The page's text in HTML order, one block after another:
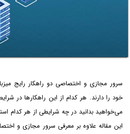
سرور مجازی و اختصاصی دو راهکار رایج
خود را دارند. هر کدام از این راهکارها در
می‌خواهید بدانید در چه شرایطی از هر کدام
این مقاله علاوه بر معرفی سرور مجازی و